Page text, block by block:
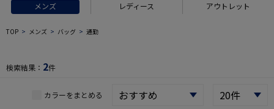
メンズ レディース アウトレット
TOP メンズ バッグ 通勤
検索結果： 2件
カラーをまとめる